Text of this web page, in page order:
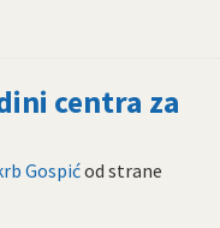
centra za
Gospićod strane